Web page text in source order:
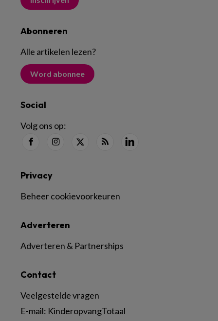
Abonneren
Alle artikelen lezen?
Word abonnee
Social
Volg ons op:
Contact
Veelgestelde vragen
E-mail: KinderopvangTotaal
Adverteren
Adverteren & Partnerships
Privacy
Beheer cookievoorkeuren